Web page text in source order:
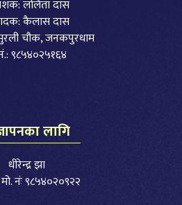
ललिता दास
कैलास दास
मुरली चौक, जनकपुरधाम
९८५४०२५१६४
लागि
धीरेन्द्र झा
नंः ९८५४०२०९२२